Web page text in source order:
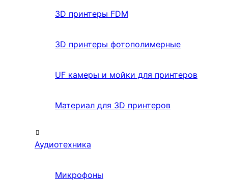
3D принтеры FDM
3D принтеры фотополимерные
UF камеры и мойки для принтеров
Материал для 3D принтеров
Аудиотехника
Микрофоны